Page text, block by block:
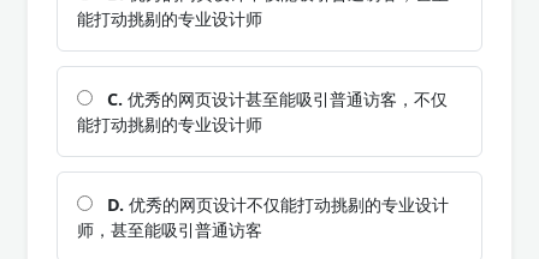
能打动挑剔的专业设计师
C. 优秀的网页设计甚至能吸引普通访客，不仅
能打动挑剔的专业设计师
D. 优秀的网页设计不仅能打动挑剔的专业设计
师，甚至能吸引普通访客